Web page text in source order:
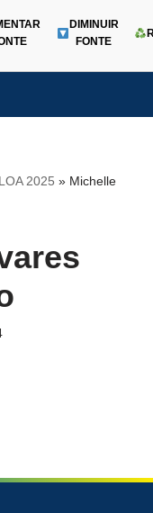
Menu
DIMINUIR
FONTE
2025 » Michelle